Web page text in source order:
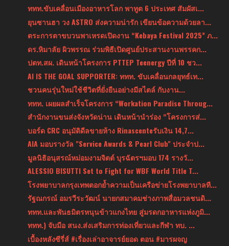
ททท.ขับเคลื่อนเมืองอาหารโลก พาทูต 6 ประเทศ สัมผัสเ...
ยุนซานฮา วง ASTRO ส่งความน่ารัก เขียนข้อความด้วยลา...
ตระการตาขบวนพาเหรดเปิดงาน “Kebaya Festival 2025” ภ...
ดร.หิมาลัย ผิวพรรณ ร่วมพิธีเปิดศูนย์ประสานงานพรรคก...
ปตท.สผ. เดินหน้าโครงการ PTTEP Teenergy ปีที่ 10 ชว...
AI IS THE GOAL SUPPORTER: ททท. ขับเคลื่อนกลยุทธ์เท...
ชวนคนรุ่นใหม่ใช้ชีวิตที่ยั่งยืนอย่างมีสไตล์ กับงาน...
ททท. เผยผลสำเร็จโครงการ “Workation Paradise Throug...
สำนักงานขนส่งจังหวัดน่าน เดินหน้านำร่อง “โครงการส่...
บอร์ด CRC อนุมัติดีลขายห้าง Rinascenteรับเงิน 14,7...
AIA มอบรางวัล "Service Awards & Pearl Club" ประจำป...
มูลนิธิอนุสรณ์หม่อมงามจิตต์ บุรฉัตรฯมอบ 174 รางวั...
ALESSIO BISUTTI Set to Fight for WBF World Title T...
โรงพยาบาลกรุงเทพตอกย้ำความเป็นเครือข่ายโรงพยาบาลที...
รัฐณกรณ์ อมรวีระวัฒน์ นายกสมาคมช่างภาพสื่อมวลชนดิ...
ททท.และพันธมิตรหนุนข้าวแกงไทย สู่มรดกอาหารแห่งภูมิ...
ททท.) จับมือ สนง.ส่งเสริมการท่องเที่ยวและกีฬา ทบ. ...
เบื้องหลังซีรี่ส์ #เรื่องเล่าอาจารย์ยอด ตอน #มารผจญ